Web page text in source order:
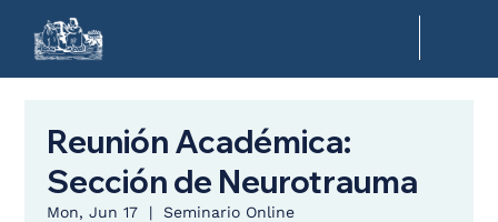
Reunión Académica:
Sección de Neurotrauma
Mon, Jun 17
  |
Seminario Online